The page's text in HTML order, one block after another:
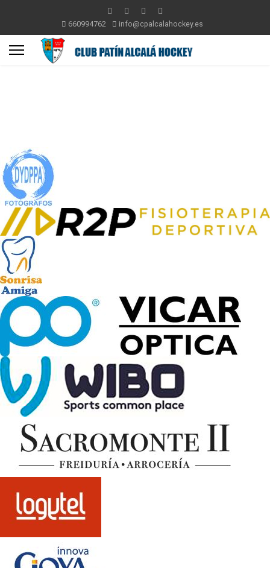
660994762 info@cpalcalahockey.es